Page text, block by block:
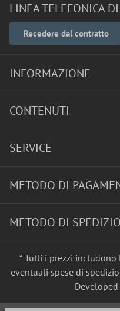
LINEA TELEFONICA
Recedere dal contratto
INFORMAZIONE
CONTENUTI
SERVICE
METODO DI
METODO DI
* Tutti i prezzi includono
eventuali spese di